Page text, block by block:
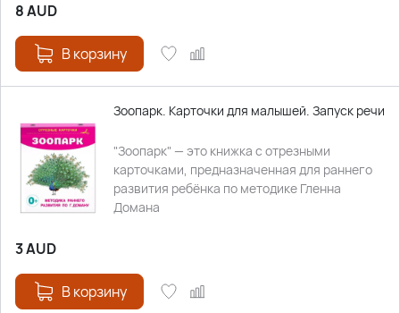
8AUD
В корзину
Зоопарк. Карточки для малышей. Запуск речи
"Зоопарк" — это книжка с отрезными
карточками, предназначенная для раннего
развития ребёнка по методике Гленна
Домана
3AUD
В корзину